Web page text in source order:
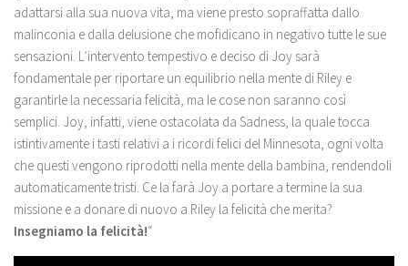
adattarsi alla sua nuova vita, ma viene presto sopraffatta dallo
malinconia e dalla delusione che mofidicano in negativo tutte le sue
sensazioni. L’intervento tempestivo e deciso di Joy sarà
fondamentale per riportare un equilibrio nella mente di Riley e
garantirle la necessaria felicità, ma le cose non saranno così
semplici. Joy, infatti, viene ostacolata da Sadness, la quale tocca
istintivamente i tasti relativi a i ricordi felici del Minnesota, ogni volta
che questi vengono riprodotti nella mente della bambina, rendendoli
automaticamente tristi. Ce la farà Joy a portare a termine la sua
missione e a donare di nuovo a Riley la felicità che merita?
Insegniamo la felicità!“